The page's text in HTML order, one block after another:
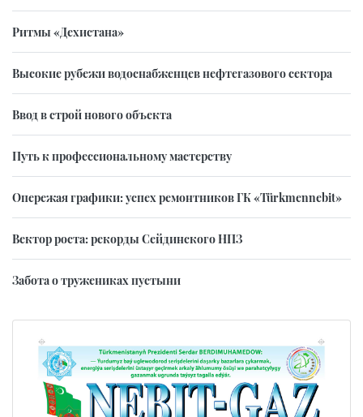
Ритмы «Дехистана»
Высокие рубежи водоснабженцев нефтегазового сектора
Ввод в строй нового объекта
Путь к профессиональному мастерству
Опережая графики: успех ремонтников ГК «Türkmennebit»
Вектор роста: рекорды Сейдинского НПЗ
Забота о тружениках пустыни